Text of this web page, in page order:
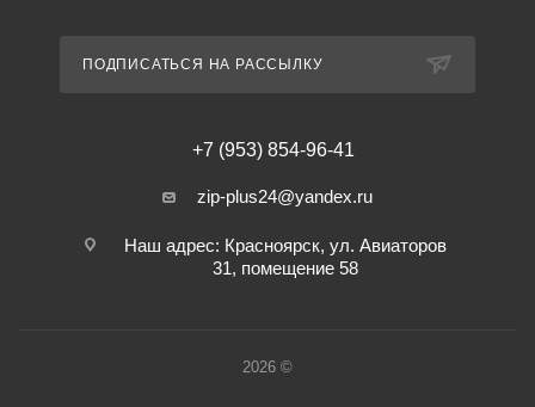
ПОДПИСАТЬСЯ НА РАССЫЛКУ
+7 (953) 854-96-41
zip-plus24@yandex.ru
Наш адрес: Красноярск, ул. Авиаторов
31, помещение 58
2026 ©